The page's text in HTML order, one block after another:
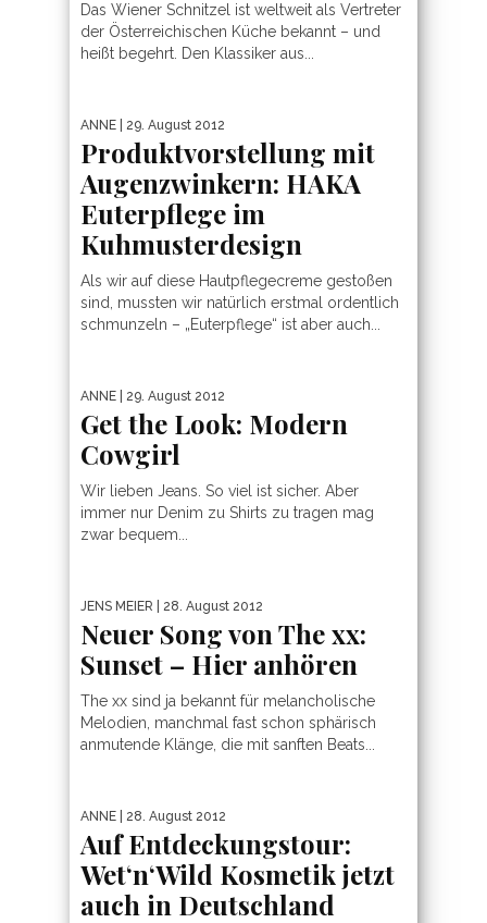
Das Wiener Schnitzel ist weltweit als Vertreter
der Österreichischen Küche bekannt – und
heißt begehrt. Den Klassiker aus...
ANNE | 29. August 2012
Produktvorstellung mit
Augenzwinkern: HAKA
Euterpflege im
Kuhmusterdesign
Als wir auf diese Hautpflegecreme gestoßen
sind, mussten wir natürlich erstmal ordentlich
schmunzeln – „Euterpflege“ ist aber auch...
ANNE | 29. August 2012
Get the Look: Modern
Cowgirl
Wir lieben Jeans. So viel ist sicher. Aber
immer nur Denim zu Shirts zu tragen mag
zwar bequem...
JENS MEIER | 28. August 2012
Neuer Song von The xx:
Sunset – Hier anhören
The xx sind ja bekannt für melancholische
Melodien, manchmal fast schon sphärisch
anmutende Klänge, die mit sanften Beats...
ANNE | 28. August 2012
Auf Entdeckungstour:
Wet‘n‘Wild Kosmetik jetzt
auch in Deutschland